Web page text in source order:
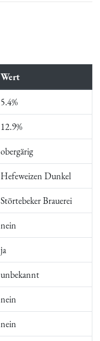
Wert
5.4%
12.9%
obergärig
Hefeweizen Dunkel
Störtebeker Brauerei
nein
ja
unbekannt
nein
nein